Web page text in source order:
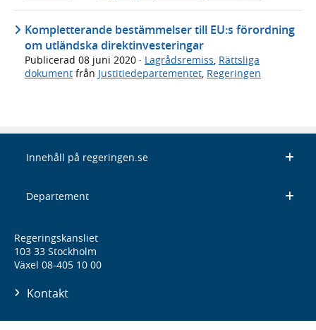
Kompletterande bestämmelser till EU:s förordning
om utländska direktinvesteringar
Publicerad 08 juni 2020 · Lagrådsremiss Rättsliga
dokument från Justitiedepartementet Regeringen
Innehåll på regeringen.se
Departement
Regeringskansliet
103 33 Stockholm
Växel 08-405 10 00
Kontakt